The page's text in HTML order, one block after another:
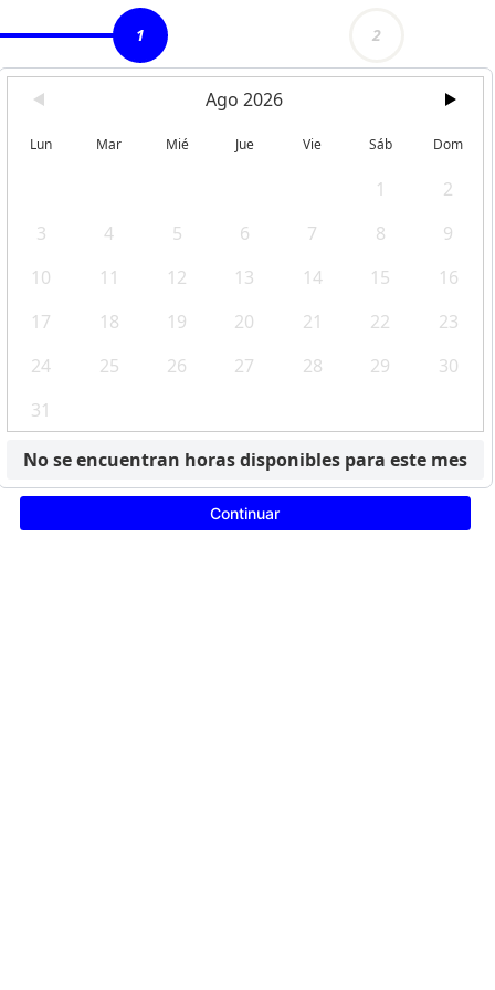
1 2
Ago 2026
Lun Mar Mié Jue Vie Sáb Dom
1
2
3
4 5 6 7 8
9
10
11 12 13 14 15
16
17
18 19 20 21 22
23
24
25 26 27 28 29
30
31
No se encuentran horas disponibles para este mes
Continuar